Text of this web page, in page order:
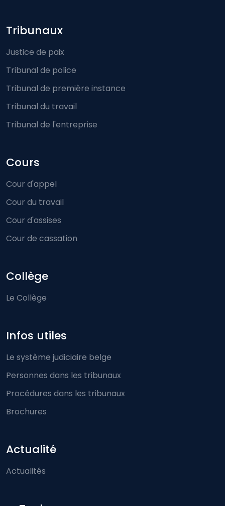
Footer-menu
Tribunaux
Justice de paix
Tribunal de police
Tribunal de première instance
Tribunal du travail
Tribunal de l'entreprise
Cours
Cour d'appel
Cour du travail
Cour d'assises
Cour de cassation
Collège
Le Collège
Infos utiles
Le système judiciaire belge
Personnes dans les tribunaux
Procédures dans les tribunaux
Brochures
Actualité
Actualités